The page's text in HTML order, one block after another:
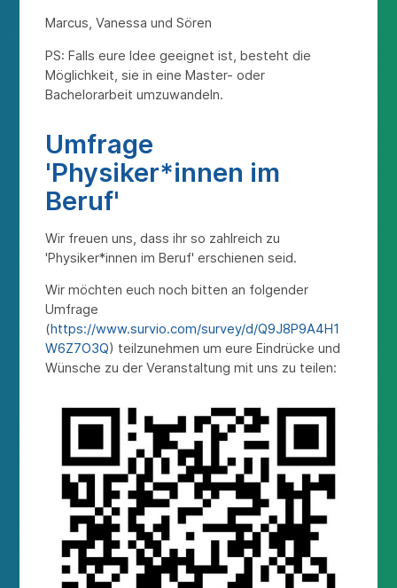
Marcus, Vanessa und Sören
PS: Falls eure Idee geeignet ist, besteht die
Möglichkeit, sie in eine Master- oder
Bachelorarbeit umzuwandeln.
Umfrage
'Physiker*innen im
Beruf'
Wir freuen uns, dass ihr so zahlreich zu
'Physiker*innen im Beruf' erschienen seid.
Wir möchten euch noch bitten an folgender
Umfrage
(https://www.survio.com/survey/d/Q9J8P9A4H1
W6Z7O3Q) teilzunehmen um eure Eindrücke und
Wünsche zu der Veranstaltung mit uns zu teilen: